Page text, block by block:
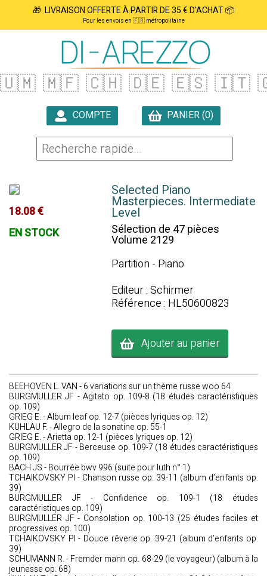
🎁 LIVRAISON OFFERTE À PARTIR DE 35 € D'ACHAT 📦
Pour les envois en 🇫🇷 métropolitaine
🇺🇲 🇲🇫 🇨🇭 🇩🇪 🇪🇸 🇮🇹
COMPTE
PANIER (0)
18.08 €
EN STOCK
Selected Piano
Masterpieces. Intermediate
Level
Sélection de 47 pièces
Volume 2129
Partition - Piano
Editeur : Schirmer
Référence : HL50600823
Ajouter au panier
BEEHOVEN L. VAN - 6 variations sur un thème russe woo 64
BURGMULLER JF - Agitato op. 109-8 (18 études caractéristiques
op. 109)
GRIEG E. - Album leaf op. 12-7 (pièces lyriques op. 12)
KUHLAU F. - Allegro de la sonatine op. 55-1
GRIEG E. - Arietta op. 12-1 (pièces lyriques op. 12)
BURGMULLER JF - Berceuse op. 109-7 (18 études caractéristiques
op. 109)
BACH JS - Bourrée bwv 996 (suite pour luth n° 1)
TCHAIKOVSKY PI - Chanson russe op. 39-11 (album d’enfants op.
39)
BURGMULLER JF - Confidence op. 109-1 (18 études
caractéristiques op. 109)
BURGMULLER JF - Consolation op. 100-13 (25 études faciles et
progressives op. 100)
TCHAIKOVSKY PI - Douce rêverie op. 39-21 (album d’enfants op.
39)
SCHUMANN R. - Fremder mann op. 68-29 (le voyageur) (album à la
jeunesse op. 68)